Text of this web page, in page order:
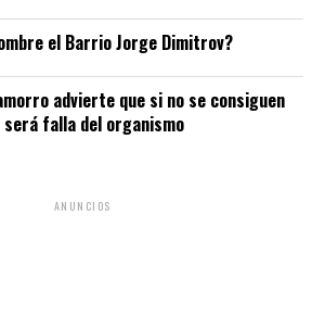
el Barrio Jorge Dimitrov?
advierte que si no se consiguen
será falla del organismo
ANUNCIOS